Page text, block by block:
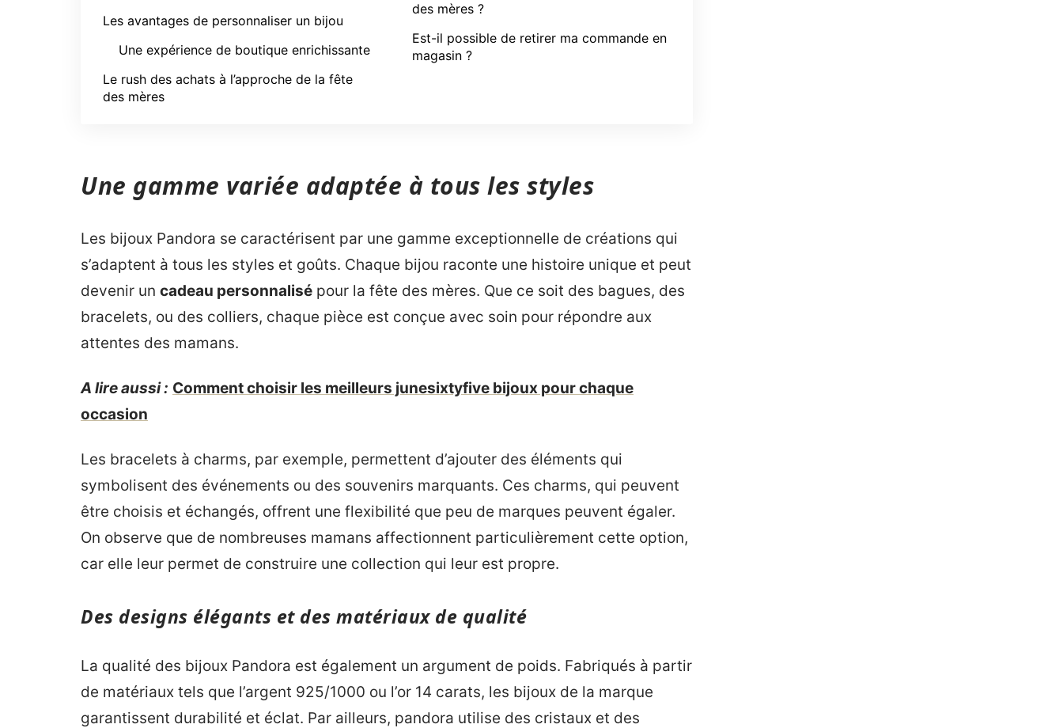
Les avantages de personnaliser un bijou
Une expérience de boutique enrichissante
Le rush des achats à l’approche de la fête
des mères
des mères ?
Est-il possible de retirer ma commande en
magasin ?
Une gamme variée adaptée à tous les styles
Les bijoux Pandora se caractérisent par une gamme exceptionnelle de créations qui
s’adaptent à tous les styles et goûts. Chaque bijou raconte une histoire unique et peut
devenir un cadeau personnalisé pour la fête des mères. Que ce soit des bagues, des
bracelets, ou des colliers, chaque pièce est conçue avec soin pour répondre aux
attentes des mamans.
A lire aussi : Comment choisir les meilleurs junesixtyfive bijoux pour chaque
occasion
Les bracelets à charms, par exemple, permettent d’ajouter des éléments qui
symbolisent des événements ou des souvenirs marquants. Ces charms, qui peuvent
être choisis et échangés, offrent une flexibilité que peu de marques peuvent égaler.
On observe que de nombreuses mamans affectionnent particulièrement cette option,
car elle leur permet de construire une collection qui leur est propre.
Des designs élégants et des matériaux de qualité
La qualité des bijoux Pandora est également un argument de poids. Fabriqués à partir
de matériaux tels que l’argent 925/1000 ou l’or 14 carats, les bijoux de la marque
garantissent durabilité et éclat. Par ailleurs, pandora utilise des cristaux et des